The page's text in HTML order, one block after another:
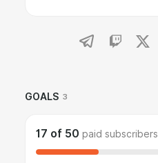
GOALS 3
17 of 50 paid subscribers